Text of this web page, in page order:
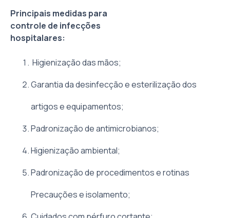
Principais medidas para
controle de infecções
hospitalares:
Higienização das mãos;
Garantia da desinfecção e esterilização dos
artigos e equipamentos;
Padronização de antimicrobianos;
Higienização ambiental;
Padronização de procedimentos e rotinas
Precauções e isolamento;